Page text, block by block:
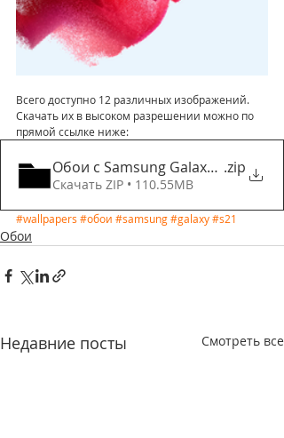
Всего доступно 12 различных изображений.
Скачать их в высоком разрешении можно по
прямой ссылке ниже:
Обои с Samsung Galaxy S21
.zip
Скачать ZIP • 110.55MB
#wallpapers #обои #samsung#galaxy#s21
Обои
Недавние посты Смотреть все